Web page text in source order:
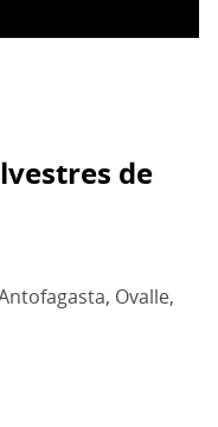
de
Ovalle,